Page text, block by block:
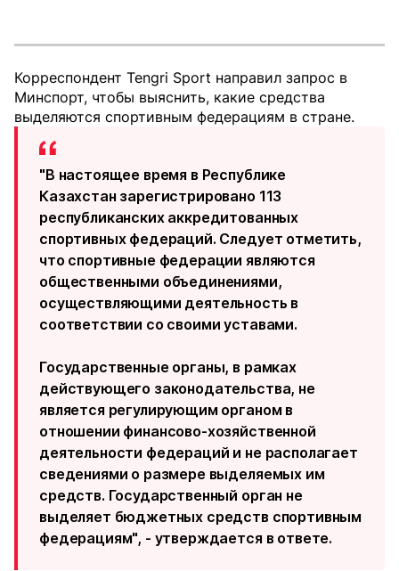
Корреспондент Tengri Sport направил запрос в
Минспорт, чтобы выяснить, какие средства
выделяются спортивным федерациям в стране.
"​В настоящее время в Республике
Казахстан зарегистрировано 113
республиканских аккредитованных
спортивных федераций. ​​Следует отметить,
что спортивные федерации являются
общественными объединениями,
осуществляющими деятельность в
соответствии со своими уставами.
Государственные органы, в рамках
действующего законодательства, не
является регулирующим органом в
отношении финансово-хозяйственной
деятельности федераций и не располагает
сведениями о размере выделяемых им
средств. Государственный орган не
выделяет бюджетных средств спортивным
федерациям", - утверждается в ответе.